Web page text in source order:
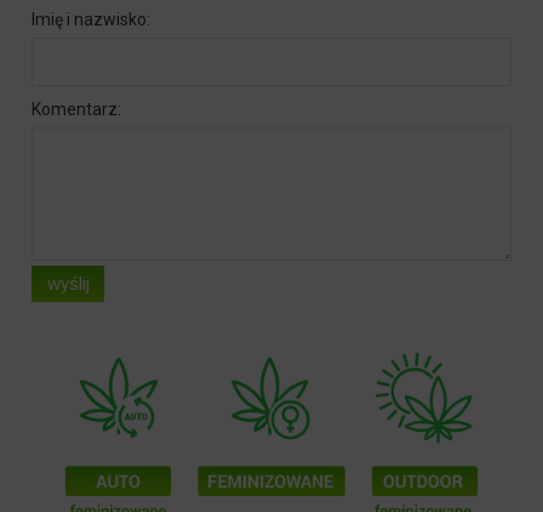
Imię i nazwisko:
Komentarz:
wyślij